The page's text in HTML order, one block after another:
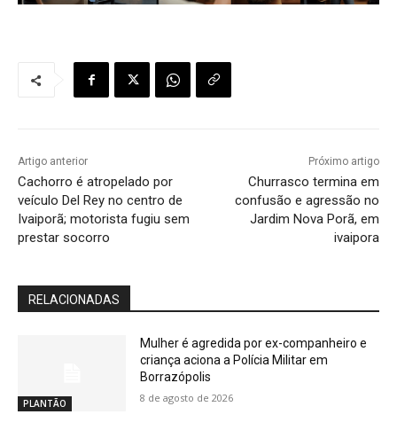
Artigo anterior
Cachorro é atropelado por
veículo Del Rey no centro de
Ivaiporã; motorista fugiu sem
prestar socorro
Próximo artigo
Churrasco termina em
confusão e agressão no
Jardim Nova Porã, em
ivaipora
RELACIONADAS
PLANTÃO
Mulher é agredida por ex-companheiro e
criança aciona a Polícia Militar em
Borrazópolis
8 de agosto de 2026